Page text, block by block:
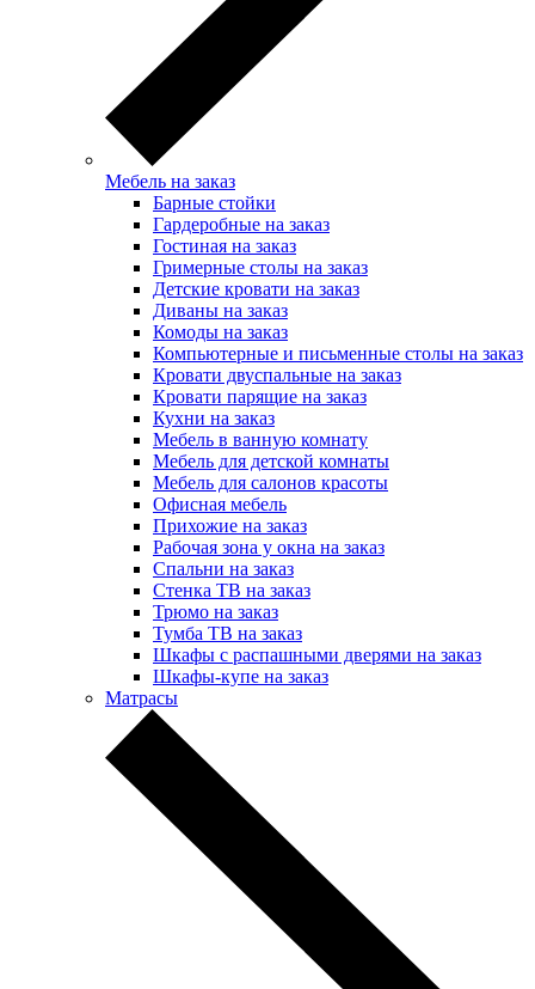
Мебель на заказ
Барные стойки
Гардеробные на заказ
Гостиная на заказ
Гримерные столы на заказ
Детские кровати на заказ
Диваны на заказ
Комоды на заказ
Компьютерные и письменные столы на заказ
Кровати двуспальные на заказ
Кровати парящие на заказ
Кухни на заказ
Мебель в ванную комнату
Мебель для детской комнаты
Мебель для салонов красоты
Офисная мебель
Прихожие на заказ
Рабочая зона у окна на заказ
Спальни на заказ
Стенка ТВ на заказ
Трюмо на заказ
Тумба ТВ на заказ
Шкафы с распашными дверями на заказ
Шкафы-купе на заказ
Матрасы